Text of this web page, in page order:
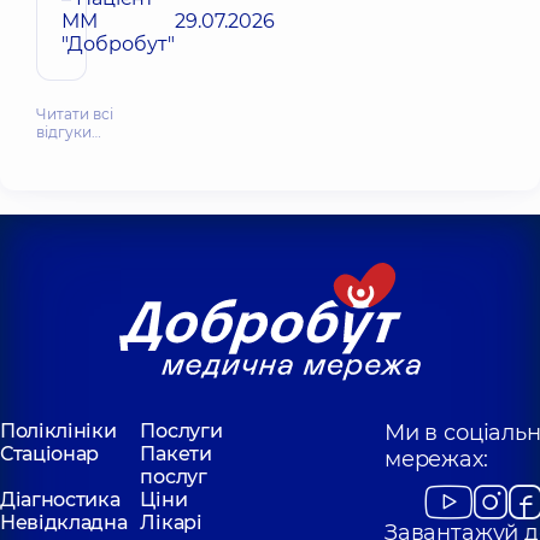
ММ
"Добробут"
29.07.2026
Читати всі
відгуки…
Поліклініки
Послуги
Стаціонар
Пакети
послуг
Діагностика
Ціни
Невідкладна Лікарі
Ми в
мережах:
Завантажуй